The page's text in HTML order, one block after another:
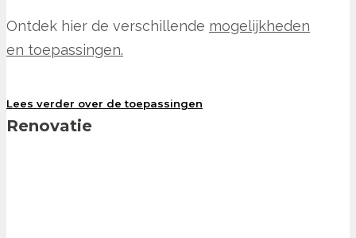
Ontdek hier de verschillende mogelijkheden
en toepassingen.
Lees verder over de toepassingen
Renovatie